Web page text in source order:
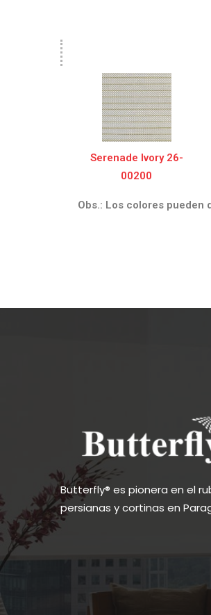
Serenade Ivory 26-
00200
Obs.: Los colores pueden
Butterfly® es pionera en el
persianas y cortinas en